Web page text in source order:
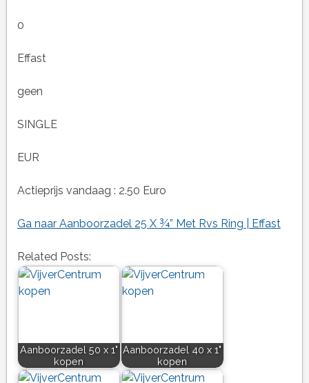
0
Effast
geen
SINGLE
EUR
Actieprijs vandaag : 2.50 Euro
Ga naar Aanboorzadel 25 X ¾” Met Rvs Ring | Effast
Related Posts:
Aanboorzadel 50 x 1"
kopen
Aanboorzadel 40 x 1"
kopen